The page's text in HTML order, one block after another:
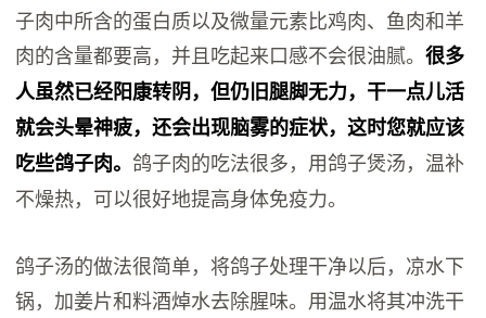
子肉中所含的蛋白质以及微量元素比鸡肉、鱼肉和羊
肉的含量都要高，并且吃起来口感不会很油腻。很多
人虽然已经阳康转阴，但仍旧腿脚无力，干一点儿活
就会头晕神疲，还会出现脑雾的症状，这时您就应该
吃些鸽子肉。鸽子肉的吃法很多，用鸽子煲汤，温补
不燥热，可以很好地提高身体免疫力。
鸽子汤的做法很简单，将鸽子处理干净以后，凉水下
锅，加姜片和料酒焯水去除腥味。用温水将其冲洗干